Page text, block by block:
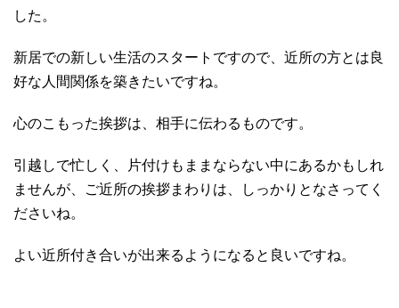
した。
新居での新しい生活のスタートですので、近所の方とは良
好な人間関係を築きたいですね。
心のこもった挨拶は、相手に伝わるものです。
引越しで忙しく、片付けもままならない中にあるかもしれ
ませんが、ご近所の挨拶まわりは、しっかりとなさってく
ださいね。
よい近所付き合いが出来るようになると良いですね。